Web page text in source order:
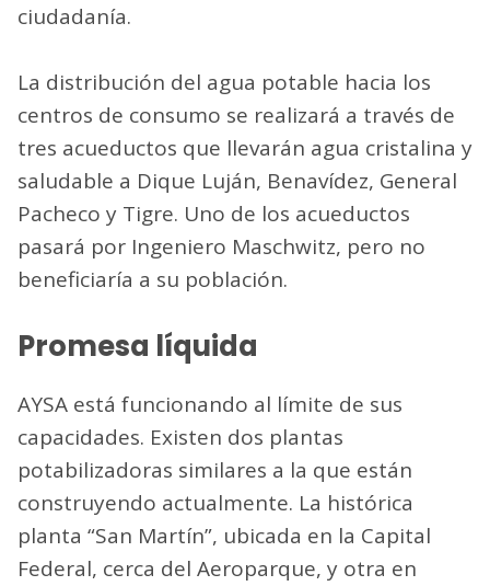
ciudadanía.
La distribución del agua potable hacia los
centros de consumo se realizará a través de
tres acueductos que llevarán agua cristalina y
saludable a Dique Luján, Benavídez, General
Pacheco y Tigre. Uno de los acueductos
pasará por Ingeniero Maschwitz, pero no
beneficiaría a su población.
Promesa líquida
AYSA está funcionando al límite de sus
capacidades. Existen dos plantas
potabilizadoras similares a la que están
construyendo actualmente. La histórica
planta “San Martín”, ubicada en la Capital
Federal, cerca del Aeroparque, y otra en